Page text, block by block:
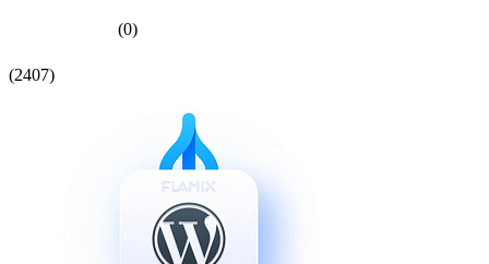
(0)
(2407)